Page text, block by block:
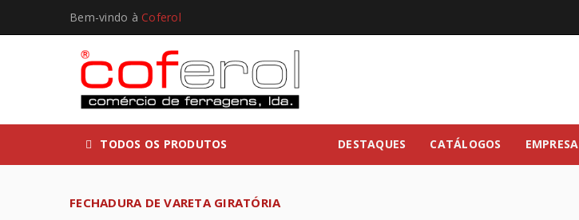
Bem-vindo à Coferol
TODOS OS PRODUTOS DESTAQUES CATÁLOGOS EMPRESA
FECHADURA DE VARETA GIRATÓRIA